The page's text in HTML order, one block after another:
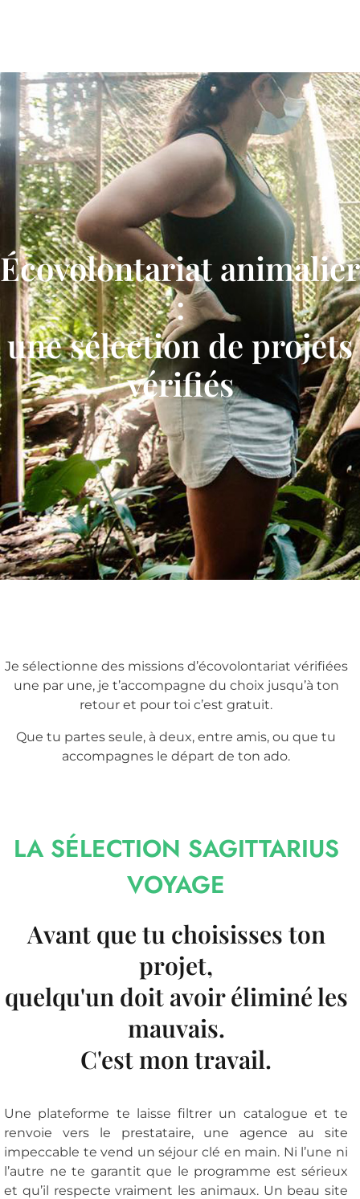
Écovolontariat animalier
:
une sélection de projets
vérifiés
Je sélectionne des missions d’écovolontariat vérifiées
une par une, je t’accompagne du choix jusqu’à ton
retour et pour toi c’est gratuit.
Que tu partes seule, à deux, entre amis, ou que tu
accompagnes le départ de ton ado.
LA SÉLECTION SAGITTARIUS
VOYAGE
Avant que tu choisisses ton
projet,
quelqu'un doit avoir éliminé les
mauvais.
C'est mon travail.
Une plateforme te laisse filtrer un catalogue et te
renvoie vers le prestataire, une agence au site
impeccable te vend un séjour clé en main. Ni l’une ni
l’autre ne te garantit que le programme est sérieux
et qu’il respecte vraiment les animaux. Un beau site